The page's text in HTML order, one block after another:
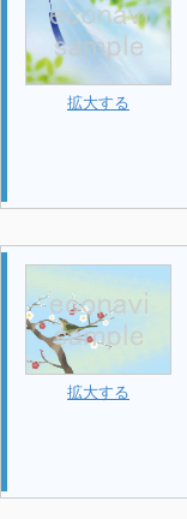
拡大する
拡大する